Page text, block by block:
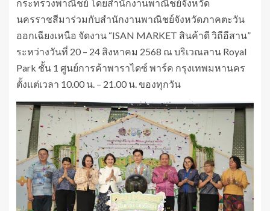
กระทรวงพาณิชย์ โดยสำนักงานพาณิชย์จังหวัด
นครราชสีมาร่วมกับสำนักงานพาณิชย์จังหวัดภาคตะวัน
ออกเฉียงเหนือ จัดงาน “ISAN MARKET สินค้าดี วิถีอีสาน”
ระหว่างวันที่ 20 – 24 สิงหาคม 2568 ณ บริเวณลาน Royal
Park ชั้น 1 ศูนย์การค้าพาราไดซ์ พาร์ค กรุงเทพมหานคร
ตั้งแต่เวลา 10.00 น. – 21.00 น. ของทุกวัน